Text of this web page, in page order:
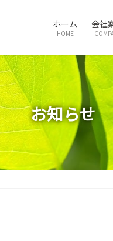
ホーム
HOME
会社
お知らせ